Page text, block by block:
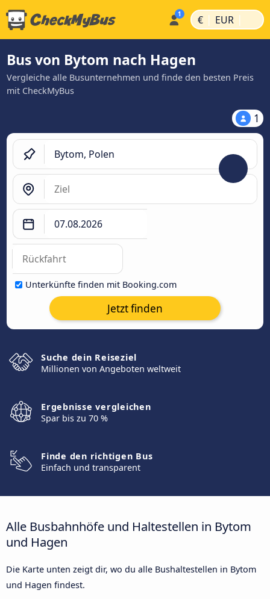
€ | EUR |
Bus von Bytom nach Hagen
Vergleiche alle Busunternehmen und finde den besten Preis
mit CheckMyBus
1
Unterkünfte finden mit Booking.com
Jetzt finden
Suche dein Reiseziel
Millionen von Angeboten weltweit
Ergebnisse vergleichen
Spar bis zu 70 %
Finde den richtigen Bus
Einfach und transparent
Alle Busbahnhöfe und Haltestellen in Bytom
und Hagen
Die Karte unten zeigt dir, wo du alle Bushaltestellen in Bytom
und Hagen findest.